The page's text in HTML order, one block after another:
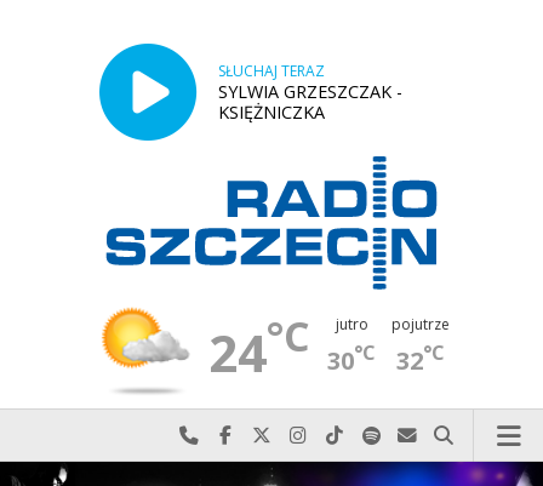
SŁUCHAJ TERAZ
SYLWIA GRZESZCZAK -
KSIĘŻNICZKA
24°C jutro
30°C
pojutrze
32°C
Najlepiej po prostu do nas zadzwoń
Odwiedź nas na Facebook-u
Odwiedź nas na X
Odwiedź nas na Instagram-ie
Odwiedź nas na TikTok-u
Szukaj nas na Spotify
Wyślij do nas
Szukaj